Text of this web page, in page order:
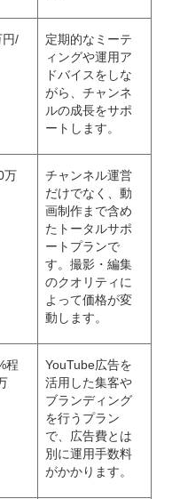
円/
定期的なミーテ
ィングや運用ア
ドバイスをしな
がら、チャンネ
ルの成長をサポ
ートします。
万
チャンネル運営
だけでなく、動
画制作まで含め
たトータルサポ
ートプランで
す。撮影・編集
のクオリティに
よって価格が変
動します。
程
YouTube広告を
活用した集客や
ブランディング
を行うプラン
で、広告費とは
別に運用手数料
がかかります。